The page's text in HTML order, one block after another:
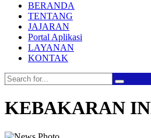
BERANDA
TENTANG
JAJARAN
Portal Aplikasi
LAYANAN
KONTAK
KEBAKARAN